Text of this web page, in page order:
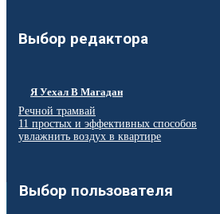
Выбор редактора
Я Уехал В Магадан
Речной трамвай
11 простых и эффективных способов
увлажнить воздух в квартире
Выбор пользователя